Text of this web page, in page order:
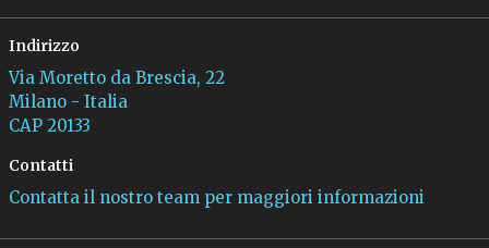
Indirizzo
Via Moretto da Brescia, 22
Milano - Italia
CAP 20133
Contatti
Contatta il nostro team per maggiori informazioni